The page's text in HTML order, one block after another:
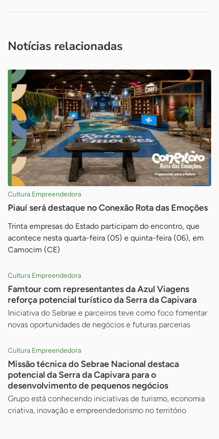
Notícias relacionadas
Cultura Empreendedora
Piauí será destaque no Conexão Rota das Emoções
Trinta empresas do Estado participam do encontro, que
acontece nesta quarta-feira (05) e quinta-feira (06), em
Camocim (CE)
Cultura Empreendedora
Famtour com representantes da Azul Viagens
reforça potencial turístico da Serra da Capivara
Iniciativa do Sebrae e parceiros teve como foco fomentar
novas oportunidades de negócios e futuras parcerias
Cultura Empreendedora
Missão técnica do Sebrae Nacional destaca
potencial da Serra da Capivara para o
desenvolvimento de pequenos negócios
Grupo está conhecendo iniciativas de turismo, economia
criativa, inovação e empreendedorismo no território